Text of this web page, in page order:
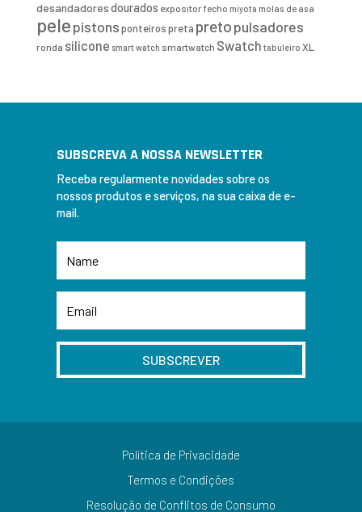
desandadoresdourados expositor fecho miyota molas de asa
pelepistonsponteirospreta pretopulsadores
ronda silicone smart watch smartwatch Swatch tabuleiro XL
SUBSCREVA A NOSSA NEWSLETTER
Receba regularmente novidades sobre os
nossos produtos e serviços, na sua caixa de e-
mail.
SUBSCREVER
Política de Privacidade
Termos e Condições
Resolução de Conflitos de Consumo